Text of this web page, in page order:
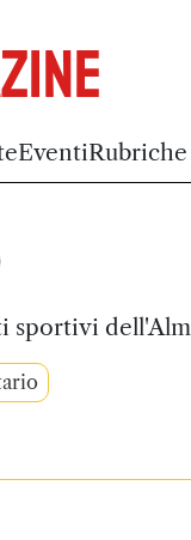
EventiRubriche
sportivi